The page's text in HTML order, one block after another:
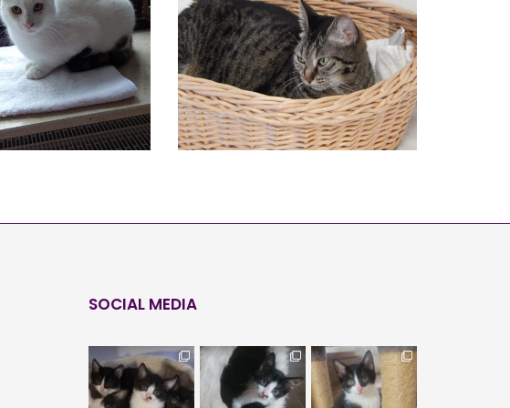
PAULA
Vermittelt
SOCIAL MEDIA